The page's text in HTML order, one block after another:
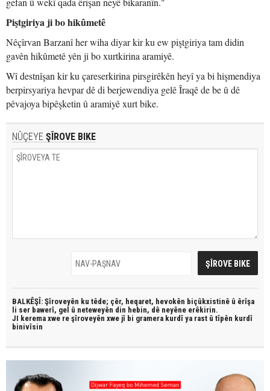
Piştgiriya ji bo hikûmetê
Nêçîrvan Barzanî her wiha diyar kir ku ew piştgiriya tam didin
gavên hikûmetê yên ji bo xurtkirina aramiyê.
Wî destnîşan kir ku çareserkirina pirsgirêkên heyî ya bi hişmendiya
berpirsyariya hevpar dê di berjewendiya gelê Îraqê de be û dê
pêvajoya bipêşketin û aramiyê xurt bike.
NÛÇEYE ŞÎROVE BIKE
BALKÊŞÎ: Şîroveyên ku têde; çêr, heqaret, hevokên biçûkxistinê û êrîşa
li ser bawerî, gel û neteweyên din hebin, dê neyêne erêkirin.
JI kerema xwe re şîroveyên xwe jî bi gramera kurdî ya rast û tîpên kurdî
binivîsin